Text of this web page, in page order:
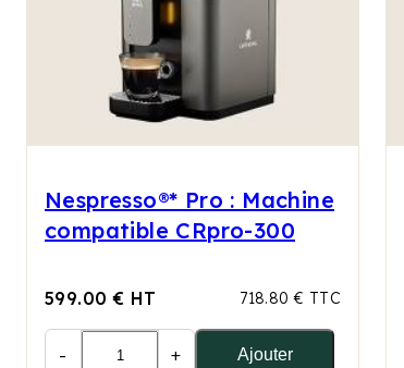
Nespresso®* Pro : Machine
compatible CRpro-300
599.00 € HT 718.80 € TTC
- + Ajouter